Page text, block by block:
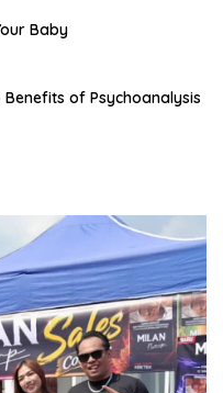
Baby
of Psychoanalysis